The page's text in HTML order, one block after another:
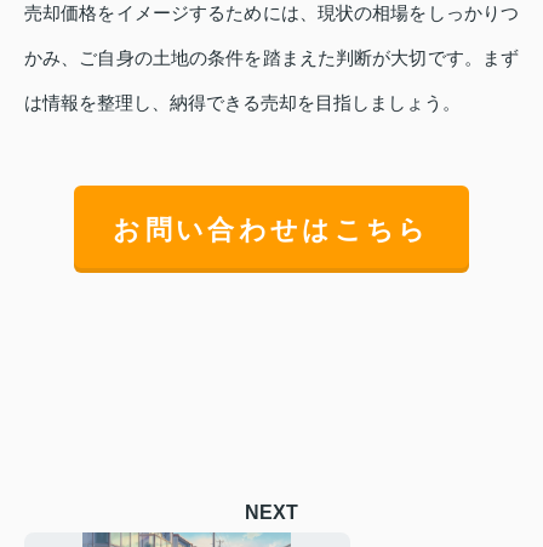
売却価格をイメージするためには、現状の相場をしっかりつ
かみ、ご自身の土地の条件を踏まえた判断が大切です。まず
は情報を整理し、納得できる売却を目指しましょう。
お問い合わせはこちら
NEXT